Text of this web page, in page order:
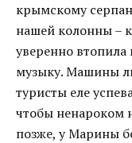
крымскому
нашей колонны –
уверенно
музыку. Машины
туристы еле
чтобы ненароком
позже, у Марины